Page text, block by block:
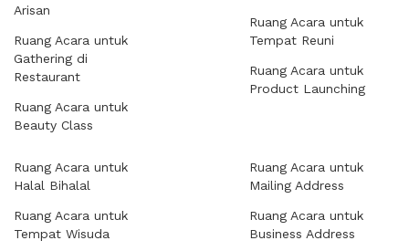
Arisan
Ruang Acara untuk
Gathering di
Restaurant
Ruang Acara untuk
Beauty Class
Ruang Acara untuk
Tempat Reuni
Ruang Acara untuk
Product Launching
Ruang Acara untuk
Halal Bihalal
Ruang Acara untuk
Tempat Wisuda
Ruang Acara untuk
Mailing Address
Ruang Acara untuk
Business Address